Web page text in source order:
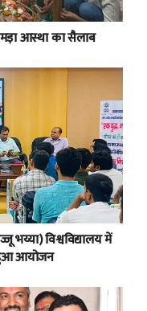
आस्था का सैलाब
भय्या) विश्वविद्यालय में
हुआ आयोजन